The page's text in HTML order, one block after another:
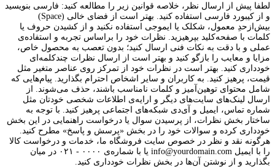
لطفا پیش از ارسال نظر، خلاصه قوانین زیر را مطالعه کنید: فارسی بنویسید
و از کیبورد فارسی استفاده کنید. بهتر است از فضای خالی (Space)
بیش‌از‌حدِ معمول، شکلک یا ایموجی استفاده نکنید و از کشیدن حروف یا
کلمات با صفحه‌کلید بپرهیزید. نظرات خود را براساس تجربه و استفاده‌ی
عملی و با دقت به نکات فنی ارسال کنید؛ بدون تعصب به محصول خاص،
مزایا و معایب را بازگو کنید و بهتر است از ارسال نظرات چندکلمه‌‌ای
خودداری کنید. بهتر است در نظرات خود از تمرکز روی عناصر متغیر مثل
قیمت، پرهیز کنید. به کاربران و سایر اشخاص احترام بگذارید. پیام‌هایی که
شامل محتوای توهین‌آمیز و کلمات نامناسب باشند، حذف می‌شوند. از
ارسال لینک‌های سایت‌های دیگر و ارایه‌ی اطلاعات شخصی خودتان مثل
شماره تماس، ایمیل و آی‌دی شبکه‌های اجتماعی پرهیز کنید. با توجه به
ساختار بخش نظرات، از پرسیدن سوال یا درخواست راهنمایی در این بخش
خودداری کرده و سوالات خود را در بخش «پرسش و پاسخ» مطرح کنید.
هرگونه نقد و نظر در خصوص سایت فروشگاه ما، خدمات و درخواست کالا
را با ایمیل info@yourdomain.com یا با شماره‌ی ۰۰۰۰ - ۰۲۱ در میان
بگذارید و از نوشتن آن‌ها در بخش نظرات خودداری کنید.